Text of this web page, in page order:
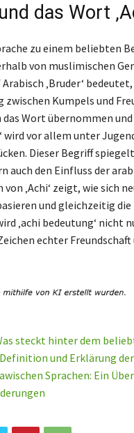
das Wort
zu einem beliebten
von muslimischen
Arabisch ‚Bruder‘
Kumpels und
Wort übernommen
wird vor allem unter
Dieser Begriff
auch den Einfluss der
von ‚Achi‘ zeigt, wie sich
und gleichzeitig die
‚achi bedeutung‘ nicht
echter
steckt hinter dem
und Erklärung
Sprachen: Ein